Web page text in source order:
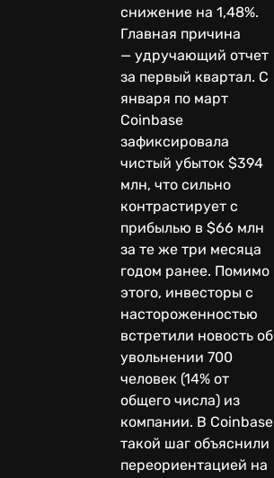
снижение на 1,48%.
Главная причина
— удручающий отчет
за первый квартал. С
января по март
Coinbase
зафиксировала
чистый убыток $394
млн, что сильно
контрастирует с
прибылью в $66 млн
за те же три месяца
годом ранее. Помимо
этого, инвесторы с
настороженностью
встретили новость об
увольнении 700
человек (14% от
общего числа) из
компании. В Coinbase
такой шаг объяснили
переориентацией на